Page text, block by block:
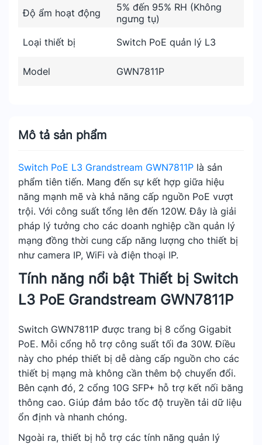
Mô tả sản phẩm
Switch PoE L3 Grandstream GWN7811P là sản
phẩm tiên tiến. Mang đến sự kết hợp giữa hiệu
năng mạnh mẽ và khả năng cấp nguồn PoE vượt
trội. Với công suất tổng lên đến 120W. Đây là giải
pháp lý tưởng cho các doanh nghiệp cần quản lý
mạng đồng thời cung cấp năng lượng cho thiết bị
như camera IP, WiFi và điện thoại IP.
Tính năng nổi bật Thiết bị Switch
L3 PoE Grandstream GWN7811P
Switch GWN7811P được trang bị 8 cổng Gigabit
PoE. Mỗi cổng hỗ trợ công suất tối đa 30W. Điều
này cho phép thiết bị dễ dàng cấp nguồn cho các
thiết bị mạng mà không cần thêm bộ chuyển đổi.
Bên cạnh đó, 2 cổng 10G SFP+ hỗ trợ kết nối băng
thông cao. Giúp đảm bảo tốc độ truyền tải dữ liệu
ổn định và nhanh chóng.
Ngoài ra, thiết bị hỗ trợ các tính năng quản lý
Độ ẩm hoạt động
5% đến 95% RH (Không
ngưng tụ)
Loại thiết bị
Switch PoE quản lý L3
Model GWN7811P